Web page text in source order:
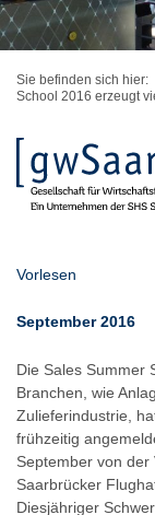
Sie befinden sich hier:
School 2016 erzeugt
Vorlesen
September 2016
Die Sales Summer
Branchen, wie
Zulieferindustrie,
frühzeitig
September von
Saarbrücker
Diesjähriger